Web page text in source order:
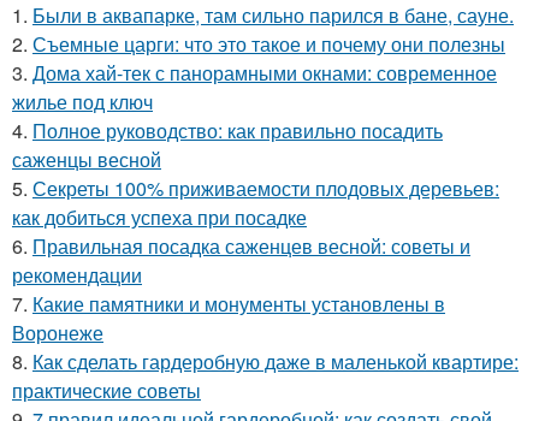
1. Были в аквапарке, там сильно парился в бане, сауне.
2. Съемные царги: что это такое и почему они полезны
3. Дома хай-тек с панорамными окнами: современное
жилье под ключ
4. Полное руководство: как правильно посадить
саженцы весной
5. Секреты 100% приживаемости плодовых деревьев:
как добиться успеха при посадке
6. Правильная посадка саженцев весной: советы и
рекомендации
7. Какие памятники и монументы установлены в
Воронеже
8. Как сделать гардеробную даже в маленькой квартире:
практические советы